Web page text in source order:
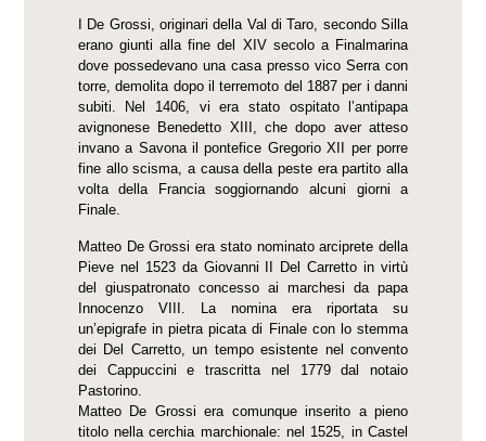
I De Grossi, originari della Val di Taro, secondo Silla
erano giunti alla fine del XIV secolo a Finalmarina
dove possedevano una casa presso vico Serra con
torre, demolita dopo il terremoto del 1887 per i danni
subiti. Nel 1406, vi era stato ospitato l’antipapa
avignonese Benedetto XIII, che dopo aver atteso
invano a Savona il pontefice Gregorio XII per porre
fine allo scisma, a causa della peste era partito alla
volta della Francia soggiornando alcuni giorni a
Finale.
Matteo De Grossi era stato nominato arciprete della
Pieve nel 1523 da Giovanni II Del Carretto in virtù
del giuspatronato concesso ai marchesi da papa
Innocenzo VIII. La nomina era riportata su
un’epigrafe in pietra picata di Finale con lo stemma
dei Del Carretto, un tempo esistente nel convento
dei Cappuccini e trascritta nel 1779 dal notaio
Pastorino.
Matteo De Grossi era comunque inserito a pieno
titolo nella cerchia marchionale: nel 1525, in Castel